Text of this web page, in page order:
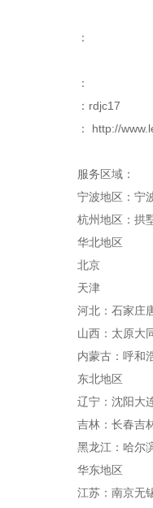
：
：
： rdjc17
：
http://
服务区域：
宁波地区：宁
杭州地区：拱
华北地区
北京
天津
河北：石家庄
山西：太原大
内蒙古：呼和
东北地区
辽宁：沈阳大
吉林：长春吉
黑龙江：哈尔
华东地区
江苏：南京无